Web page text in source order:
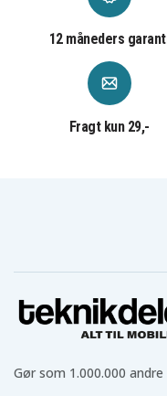
12 måneders
Fragt kun 29,-
Gør som 1.000.000